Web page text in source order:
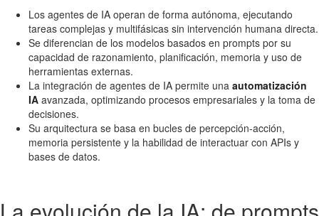
Los agentes de IA operan de forma autónoma, ejecutando
tareas complejas y multifásicas sin intervención humana directa.
Se diferencian de los modelos basados en prompts por su
capacidad de razonamiento, planificación, memoria y uso de
herramientas externas.
La integración de agentes de IA permite una automatización
IA avanzada, optimizando procesos empresariales y la toma de
decisiones.
Su arquitectura se basa en bucles de percepción-acción,
memoria persistente y la habilidad de interactuar con APIs y
bases de datos.